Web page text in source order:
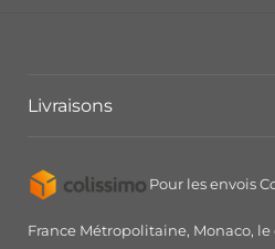
Livraisons
Pour les envois
France Métropolitaine, Monaco,